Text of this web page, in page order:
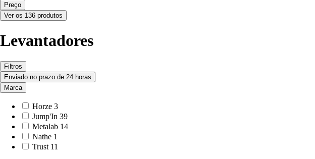
Preço
Ver os 136 produtos
Levantadores
Filtros
Enviado no prazo de 24 horas
Marca
Horze 3
Jump'In 39
Metalab 14
Nathe 1
Trust 11